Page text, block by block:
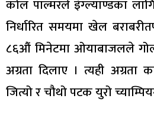
कोल पाल्मरले इंग्ल्याण्डका
निर्धारित समयमा खेल
८६औं मिनेटमा ओयाबाजलले
अग्रता दिलाए । त्यही
जित्यो र चौथो पटक युरो